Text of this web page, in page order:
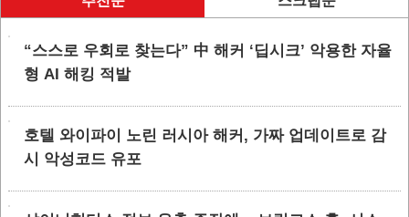
“스스로 우회로 찾는다” 中 해커 ‘딥시크’ 악용한 자율
형 AI 해킹 적발
호텔 와이파이 노린 러시아 해커, 가짜 업데이트로 감
시 악성코드 유포